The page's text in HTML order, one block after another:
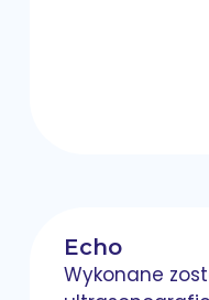
Echo
Wykonane